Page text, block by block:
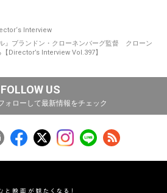
Interview
』ブランドン・クローネンバーグ監督 クローン
Director’s Interview Vol.397】
FOLLOW US
ォローして最新情報をチェック